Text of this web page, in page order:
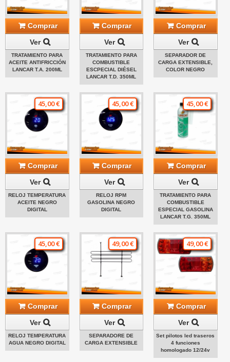
Comprar
Ver
TRATAMIENTO PARA
ACEITE ANTIFRICCIÓN
LANCAR T.A. 200ML
Comprar
Ver
TRATAMIENTO PARA
COMBUSTIBLE
ESCPECIAL DIÉSEL
LANCAR T.D. 350ML
Comprar
Ver
SEPARADOR DE
CARGA EXTENSIBLE,
COLOR NEGRO
45,00 €
Comprar
Ver
RELOJ TEMPERATURA
ACEITE NEGRO
DIGITAL
45,00 €
Comprar
Ver
RELOJ RPM
GASOLINA NEGRO
DIGITAL
45,00 €
Comprar
Ver
TRATAMIENTO PARA
COMBUSTIBLE
ESPECIAL GASOLINA
LANCAR T.G. 350ML
45,00 €
Comprar
Ver
RELOJ TEMPERATURA
AGUA NEGRO DIGITAL
49,00 €
Comprar
Ver
SEPARADORE DE
CARGA EXTENSIBLE
49,00 €
Comprar
Ver
Set pilotos led traseros
4 funciones
homologado 12/24v